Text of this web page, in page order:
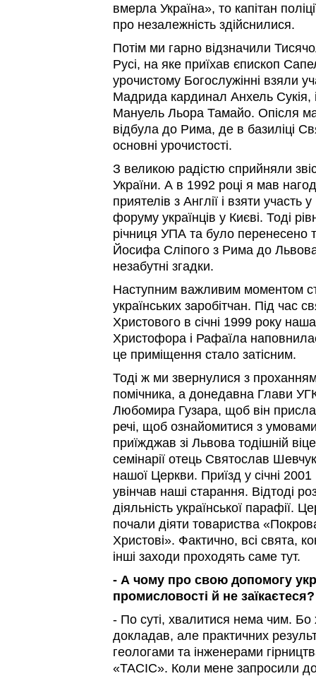
вмерла Україна», то капітан
про незалежність здійснилися.
Потім ми гарно відзначили
Русі, на яке приїхав єпископ
урочистому Богослужінні взяли
Мадрида кардинал Анхель Сукія, і
Мануель Льора Тамайо. Опісля
відбула до Рима, де в базиліці
основні урочистості.
З великою радістю сприйняли
України. А в 1992 році я мав
приятелів з Англії і взяти участь
форуму українців у Києві. Тоді
річниця УПА та було перенесено
Йосифа Сліпого з Рима до
незабутні згадки.
Наступним важливим моментом
українських заробітчан. Під час
Христового в січні 1999 року
Христофора і Рафаїла
це приміщення стало затісним.
Тоді ж ми звернулися з
помічника, а донедавна Глави
Любомира Гузара, щоб він
речі, щоб ознайомитися з
приїжджав зі Львова тодішній
семінарії отець Святослав
нашої Церкви. Приїзд у січні
увінчав наші старання. Відтоді
діяльність української парафії.
почали діяти товариства
Христові». Фактично, всі свята,
інші заходи проходять саме тут.
- А чому про свою допомогу
промисловості й не заїкаєтеся?
- По суті, хвалитися нема чим. Бо
докладав, але практичних
геологами та інженерами
«ТАСІС». Коли мене запросили до